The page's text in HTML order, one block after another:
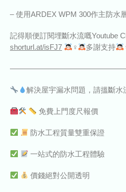
– 使用ARDEX WPM 300作主防水
記得順便訂閱埋斷水流嘅Youtube
shorturl.at/isFJ7
‍♀‍ 多謝支持
解決屋宇漏水問題，請搵斷水
免費上門度尺報價
防水工程質量雙重保證
一站式的防水工程體驗
價錢絕對公開透明